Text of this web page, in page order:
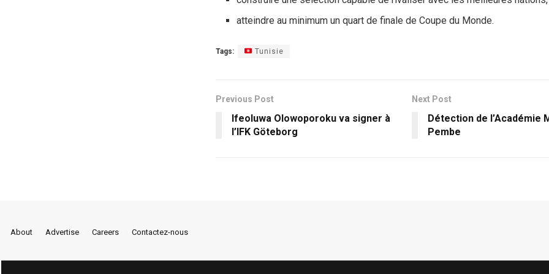
atteindre au minimum un quart de finale de Coupe du Monde.
Tags: Tunisie
Previous Post
Ifeoluwa Olowoporoku va signer à
l’IFK Göteborg
Next Post
Détection de l’Académie
Pembe
About Advertise Careers Contactez-nous